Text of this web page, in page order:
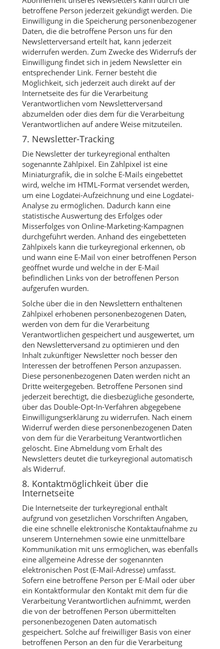
betroffene Person jederzeit gekündigt werden. Die
Einwilligung in die Speicherung personenbezogener
Daten, die die betroffene Person uns für den
Newsletterversand erteilt hat, kann jederzeit
widerrufen werden. Zum Zwecke des Widerrufs der
Einwilligung findet sich in jedem Newsletter ein
entsprechender Link. Ferner besteht die
Möglichkeit, sich jederzeit auch direkt auf der
Internetseite des für die Verarbeitung
Verantwortlichen vom Newsletterversand
abzumelden oder dies dem für die Verarbeitung
Verantwortlichen auf andere Weise mitzuteilen.
7. Newsletter-Tracking
Die Newsletter der turkeyregional enthalten
sogenannte Zählpixel. Ein Zählpixel ist eine
Miniaturgrafik, die in solche E-Mails eingebettet
wird, welche im HTML-Format versendet werden,
um eine Logdatei-Aufzeichnung und eine Logdatei-
Analyse zu ermöglichen. Dadurch kann eine
statistische Auswertung des Erfolges oder
Misserfolges von Online-Marketing-Kampagnen
durchgeführt werden. Anhand des eingebetteten
Zählpixels kann die turkeyregional erkennen, ob
und wann eine E-Mail von einer betroffenen Person
geöffnet wurde und welche in der E-Mail
befindlichen Links von der betroffenen Person
aufgerufen wurden.
Solche über die in den Newslettern enthaltenen
Zählpixel erhobenen personenbezogenen Daten,
werden von dem für die Verarbeitung
Verantwortlichen gespeichert und ausgewertet, um
den Newsletterversand zu optimieren und den
Inhalt zukünftiger Newsletter noch besser den
Interessen der betroffenen Person anzupassen.
Diese personenbezogenen Daten werden nicht an
Dritte weitergegeben. Betroffene Personen sind
jederzeit berechtigt, die diesbezügliche gesonderte,
über das Double-Opt-In-Verfahren abgegebene
Einwilligungserklärung zu widerrufen. Nach einem
Widerruf werden diese personenbezogenen Daten
von dem für die Verarbeitung Verantwortlichen
gelöscht. Eine Abmeldung vom Erhalt des
Newsletters deutet die turkeyregional automatisch
als Widerruf.
8. Kontaktmöglichkeit über die
Internetseite
Die Internetseite der turkeyregional enthält
aufgrund von gesetzlichen Vorschriften Angaben,
die eine schnelle elektronische Kontaktaufnahme zu
unserem Unternehmen sowie eine unmittelbare
Kommunikation mit uns ermöglichen, was ebenfalls
eine allgemeine Adresse der sogenannten
elektronischen Post (E-Mail-Adresse) umfasst.
Sofern eine betroffene Person per E-Mail oder über
ein Kontaktformular den Kontakt mit dem für die
Verarbeitung Verantwortlichen aufnimmt, werden
die von der betroffenen Person übermittelten
personenbezogenen Daten automatisch
gespeichert. Solche auf freiwilliger Basis von einer
betroffenen Person an den für die Verarbeitung